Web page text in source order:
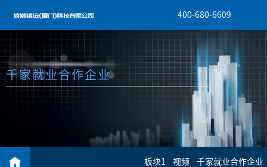
400-680-6609
千家就业合作企业
板块1 视频 千家就业合作企业